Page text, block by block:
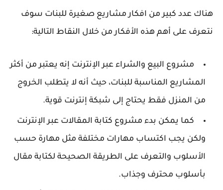
هناك عدد كبير من افكار مشاريع صغيرة للبنات سوف
نتعرف على أهم هذه الأفكار من خلال النقاط التالية:
مشروع البيع والشراء عبر الإنترنت إنه يعتبر من أكثر
المشاريع المناسبة للبنات، حيث أنه لا يتطلب الخروج
من المنزل فقط يحتاج إلى شبكة إنترنت قوية.
كما يمكن بدء مشروع كتابة المقالات عبر الإنترنت
ولكن يجب اكتساب مهارات مختلفة مثل مهارة حسب
الأسلوب والتعرف على الطريقة الصحيحة لكتابة مقال
بأسلوب محترف وجذاب.